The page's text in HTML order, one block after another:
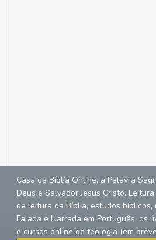
Casa da Bíblía Online, a Palavra
Deus e Salvador Jesus Cristo.
de leitura da Bíblia, estudos bíblicos,
Falada e Narrada em Português, os
e cursos online de teologia (em